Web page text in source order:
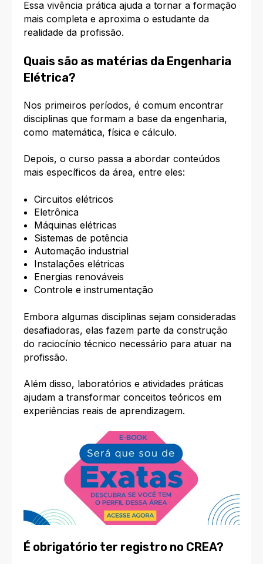
Essa vivência prática ajuda a tornar a formação
mais completa e aproxima o estudante da
realidade da profissão.
Quais são as matérias da Engenharia
Elétrica?
Nos primeiros períodos, é comum encontrar
disciplinas que formam a base da engenharia,
como matemática, física e cálculo.
Depois, o curso passa a abordar conteúdos
mais específicos da área, entre eles:
Circuitos elétricos
Eletrônica
Máquinas elétricas
Sistemas de potência
Automação industrial
Instalações elétricas
Energias renováveis
Controle e instrumentação
Embora algumas disciplinas sejam consideradas
desafiadoras, elas fazem parte da construção
do raciocínio técnico necessário para atuar na
profissão.
Além disso, laboratórios e atividades práticas
ajudam a transformar conceitos teóricos em
experiências reais de aprendizagem.
É obrigatório ter registro no CREA?